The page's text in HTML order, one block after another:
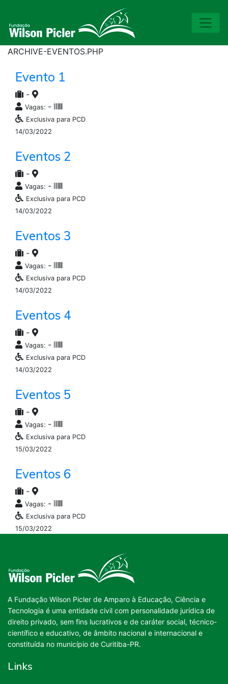
ARCHIVE-EVENTOS.PHP
Evento 1
-
Vagas: -
Exclusiva para PCD
14/03/2022
Eventos 2
-
Vagas: -
Exclusiva para PCD
14/03/2022
Eventos 3
-
Vagas: -
Exclusiva para PCD
14/03/2022
Eventos 4
-
Vagas: -
Exclusiva para PCD
14/03/2022
Eventos 5
-
Vagas: -
Exclusiva para PCD
15/03/2022
Eventos 6
-
Vagas: -
Exclusiva para PCD
15/03/2022
A Fundação Wilson Picler de Amparo à Educação, Ciência e
Tecnologia é uma entidade civil com personalidade jurídica de
direito privado, sem fins lucrativos e de caráter social, técnico-
científico e educativo, de âmbito nacional e internacional e
constituída no município de Curitiba-PR.
Links